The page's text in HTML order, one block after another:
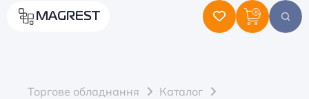
MAGREST
Торгове обладнання
Каталог